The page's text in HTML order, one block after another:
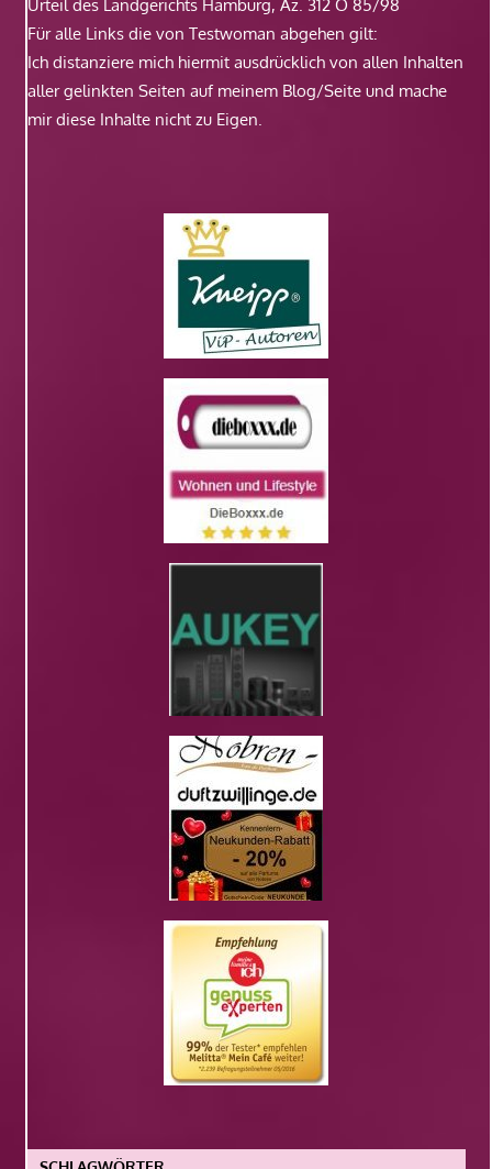
Urteil des Landgerichts Hamburg, Az. 312 O 85/98
Für alle Links die von Testwoman abgehen gilt:
Ich distanziere mich hiermit ausdrücklich von allen Inhalten
aller gelinkten Seiten auf meinem Blog/Seite und mache
mir diese Inhalte nicht zu Eigen.